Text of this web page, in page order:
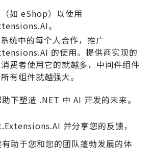
如 eShop）以使用
。
统中的每个人合作，推广
的使用。提供商实现的
费者使用它的就越多，中间件组件
有组件就越强大。
下塑造 .NET 中 AI 开发的未来。
并分享您的反馈，
助于您和您的团队蓬勃发展的体